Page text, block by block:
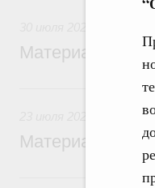
Материалы к
Материалы к